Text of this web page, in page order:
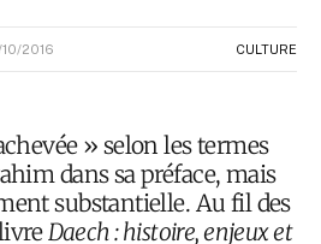
2016 CULTURE
» selon les termes
dans sa préface, mais
substantielle. Au fil des
Daech : histoire, enjeux et